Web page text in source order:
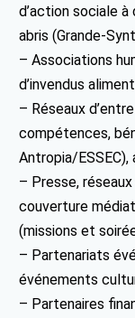
d’action sociale
abris (Grande-
– Associations
d’invendus
– Réseaux
compétences,
Antropia/
– Presse,
couverture
(missions et
– Partenariats
événements
– Partenaires